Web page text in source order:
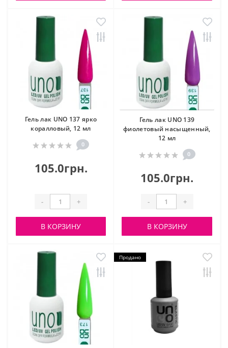
Гель лак UNO 137 ярко
коралловый, 12 мл
0
105.0грн.
- +
В КОРЗИНУ
Гель лак UNO 139
фиолетовый насыщенный,
12 мл
0
105.0грн.
- +
В КОРЗИНУ
Продано